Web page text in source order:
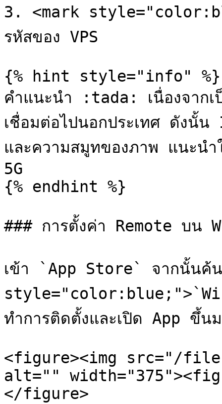
3. <mark
รหัสของ VPS
{% hint style="info" %}
คำแนะนำ :tada: เนื่องจากเ
เชื่อมต่อไปนอกประเทศ ดังนั้
และความสมูทของภาพ แนะน
5G
{% endhint %}
### การตั้งค่า Remote บน
เข้า `App Store` จากนั้นค้
ทำการติดตั้งและเปิด App ขึ้น
<figure><img src="/files/
alt=""
</figure>